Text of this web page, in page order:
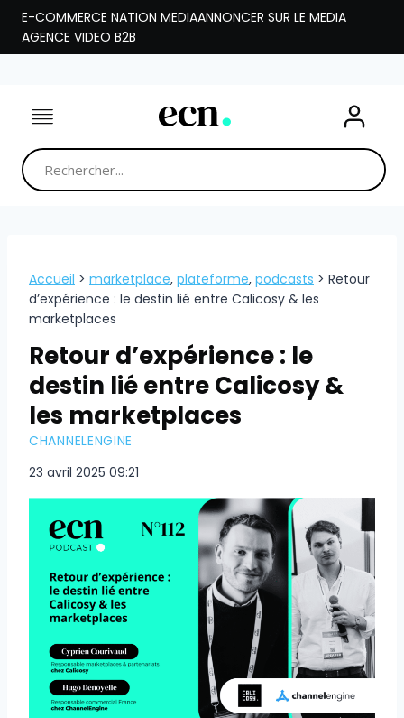
Aller
contenu
E-COMMERCE NATION MEDIAANNONCER SUR LE MEDIA
AGENCE VIDEO B2B
Accueil > marketplace, plateforme, podcasts > Retour
d’expérience : le destin lié entre Calicosy & les
marketplaces
Retour d’expérience : le
destin lié entre Calicosy &
les marketplaces
CHANNELENGINE
23 avril 2025 09:21